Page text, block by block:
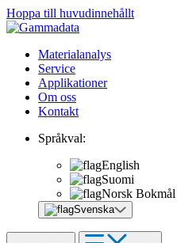
Hoppa till huvudinnehållt
Materialanalys
Service
Applikationer
Om oss
Kontakt
Språkval:
English
Suomi
Norsk Bokmål
Svenska